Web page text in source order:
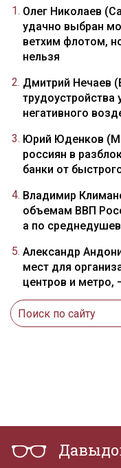
Олег Николаев
удачно выбран
ветхим флотом,
нельзя
Дмитрий Нечаев
негативного
Юрий Юденков
россиян в
банки от
Владимир
объемам ВВП
а по
Александр
мест для
центров и метро,